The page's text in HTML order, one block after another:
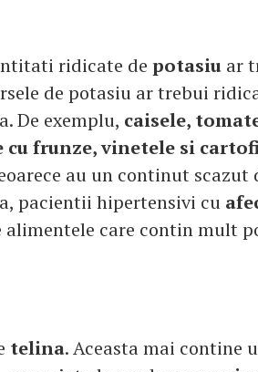
ridicate de potasiu ar
de potasiu ar trebui
De exemplu, caisele,
cu frunze, vinetele si
au un continut scazut
pacientii hipertensivi cu
alimentele care contin mult
telina. Aceasta mai contine